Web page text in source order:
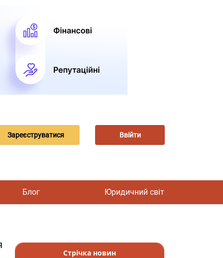
Зареєструватися Ввійти
Блог Юридичний світ
Стрічка новин